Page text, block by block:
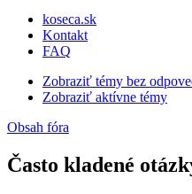
koseca.sk
Kontakt
FAQ
Zobraziť témy bez
Zobraziť aktívne témy
Obsah fóra
Často kladené